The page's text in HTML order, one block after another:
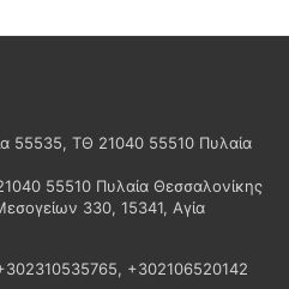
55535, ΤΘ 21040 55510 Πυλαία
55510 Πυλαία Θεσσαλονίκης
330, 15341, Αγία
+302106520142